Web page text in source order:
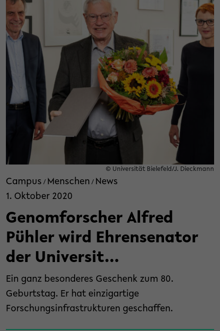
© Universität Bielefeld/J. Dieckmann
Campus / Menschen / News
1. Oktober 2020
Genomforscher Alfred
Pühler wird Ehrensenator
der Universit...
Ein ganz besonderes Geschenk zum 80.
Geburtstag. Er hat einzigartige
Forschungsinfrastrukturen geschaffen.